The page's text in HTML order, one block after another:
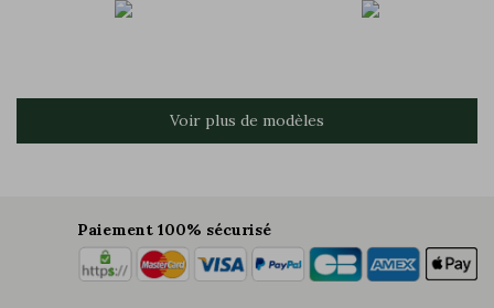
Voir plus de modèles
Paiement 100% sécurisé